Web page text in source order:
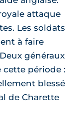
attaque
Les soldats
à faire
généraux
période :
blessé
de Charette